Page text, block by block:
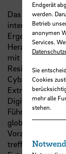
Das
internationalen
Ergebnisse in
mit
Resilienz, von
Cybersicherheit
Digitalisierung,
Führungsrolle
globalen
Voranstellen
treffen die
Endgerät
werden.
Betrieb
anonymen
Services.
Sie
Cookies
mehr alle
stehen.